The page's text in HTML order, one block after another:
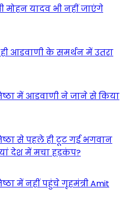
मोहन यादव भी नहीं जाएंगे
ही आडवाणी के समर्थन में उतरा
में आडवाणी ने जाने से किया
से पहले ही टूट गई भगवान
देश में मचा हड़कंप?
में नहीं पहुंचे गृहमंत्री Amit